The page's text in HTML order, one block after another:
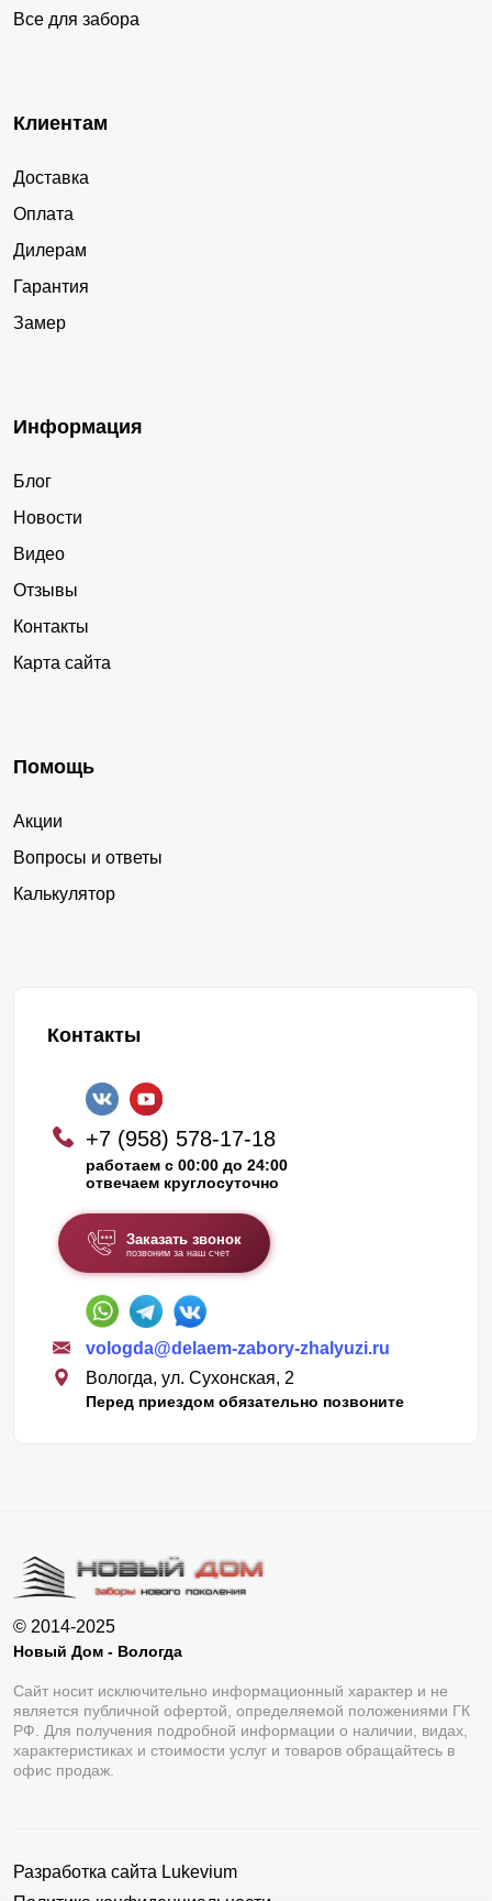
Все для забора
Клиентам
Доставка
Оплата
Дилерам
Гарантия
Замер
Информация
Блог
Новости
Видео
Отзывы
Контакты
Карта сайта
Помощь
Акции
Вопросы и ответы
Калькулятор
Контакты
+7 (958) 578-17-18
работаем с 00:00 до 24:00
отвечаем круглосуточно
Заказать звонок
позвоним за наш счет
vologda@delaem-zabory-zhalyuzi.ru
Вологда, ул. Сухонская, 2
Перед приездом обязательно позвоните
© 2014-2025
Новый Дом - Вологда
Сайт носит исключительно информационный характер и не
является публичной офертой, определяемой положениями ГК
РФ. Для получения подробной информации о наличии, видах,
характеристиках и стоимости услуг и товаров обращайтесь в
офис продаж.
Разработка сайта Lukevium